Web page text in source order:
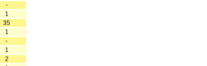
-
1
35
1
-
1
2